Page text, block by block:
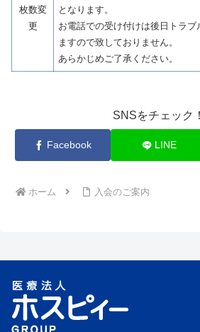
枚数変
更
となります。
お電話での受け付けは後日トラ
ますので致しておりません。
あらかじめご了承ください。
SNSをチェック！
Facebook LINE
ホーム 入会のご案内